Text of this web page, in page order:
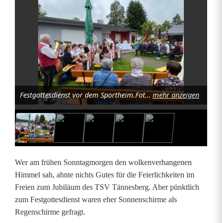
n
n
e
b
e
r
Festgottesdienst vor dem Sportheim.Foto.Josef Glas mehr anzeigen
Wer am frühen Sonntagmorgen den wolkenverhangenen
Himmel sah, ahnte nichts Gutes für die Feierlichkeiten im
Freien zum Jubiläum des TSV Tännesberg. Aber pünktlich
zum Festgottesdienst waren eher Sonnenschirme als
Regenschirme gefragt.